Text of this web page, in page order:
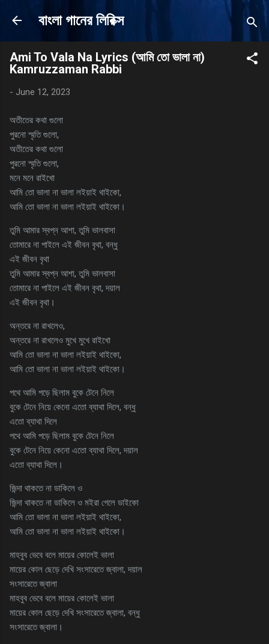
Skip to main content
বাংলা গানের লিরিক্স
Ami To Vala Na Lyrics (আমি তো ভালা না)
Kamruzzaman Rabbi
- June 12, 2023
অতীতের কথা গুলো
পুরনো স্মৃতি গুলো,
অতীতের কথা গুলো
পুরনো স্মৃতি গুলো,
মনে মনে রাইখো
আমি তো ভালা না ভালা লইয়াই থাইকো,
আমি তো ভালা না ভালা লইয়াই থাইকো।
তুমি আমার স্বপ্ন আশা, তুমি ভালবাসা
তোমারে না পাইলে এই জীবন বৃথা, বন্ধু
এই জীবন বৃথা
তুমি আমার স্বপ্ন আশা, তুমি ভালবাসা
তোমারে না পাইলে এই জীবন বৃথা, দয়াল
এই জীবন বৃথা।
অন্তরে না রাখলেও,
অন্তরে না রাখলেও মুখে মুখে রাইখো
আমি তো ভালা না ভালা লইয়াই থাইকো,
আমি তো ভালা না ভালা লইয়াই থাইকো।
পথে আমি পড়ে ছিলাম বুকে টেনে নিলে
বুকে টেনে নিয়ে কেনো এতো ব্যাথা দিলে, বন্ধু
এতো ব্যাথা দিলে
পথে আমি পড়ে ছিলাম বুকে টেনে নিলে
বুকে টেনে নিয়ে কেনো এতো ব্যাথা দিলে, দয়াল
এতো ব্যাথা দিলে।
জিন্দা থাকতে না ডাকিলে ও
জিন্দা থাকতে না ডাকিলে ও মইরা গেলে ডাইকো
আমি তো ভালা না ভালা লইয়াই থাইকো,
আমি তো ভালা না ভালা লইয়াই থাইকো।
মাহবুব ভেবে বলে মায়ের কোলেই ভালা
মায়ের কোল ছেড়ে দেখি সংসারেতে জ্বালা, দয়াল
সংসারেতে জ্বালা
মাহবুব ভেবে বলে মায়ের কোলেই ভালা
মায়ের কোল ছেড়ে দেখি সংসারেতে জ্বালা, বন্ধু
সংসারেতে জ্বালা।